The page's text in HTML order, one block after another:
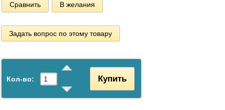
Сравнить В желания
Задать вопрос по этому товару
Кол-во: Купить